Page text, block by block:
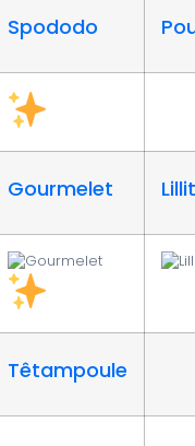
Spododo
Gourmelet
Têtampoule